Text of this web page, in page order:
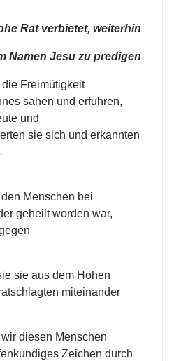
Rat verbietet, weiterhin
Namen Jesu zu predigen
Freimütigkeit
sahen und erfuhren,
und
sie sich und erkannten
Menschen bei
geheilt worden war,
sie aus dem Hohen
miteinander
diesen Menschen
Zeichen durch